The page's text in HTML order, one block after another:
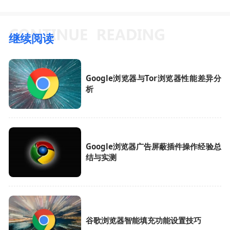
继续阅读
Google浏览器与Tor浏览器性能差异分
析
Google浏览器广告屏蔽插件操作经验总
结与实测
谷歌浏览器智能填充功能设置技巧